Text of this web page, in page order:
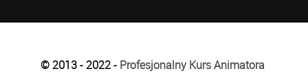
© 2013 - 2022 - Profesjonalny Kurs Animatora